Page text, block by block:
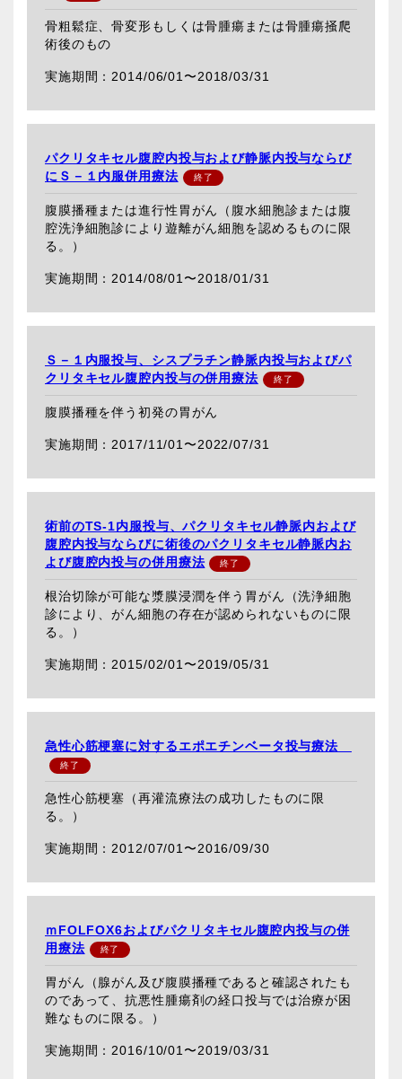
骨粗鬆症、骨変形もしくは骨腫瘍または骨腫瘍掻爬
術後のもの
2014/06/01〜2018/03/31
パクリタキセル腹腔内投与および静脈内投与ならび
にＳ－１内服併用療法
腹膜播種または進行性胃がん（腹水細胞診または腹
腔洗浄細胞診により遊離がん細胞を認めるものに限
る。）
2014/08/01〜2018/01/31
Ｓ－１内服投与、シスプラチン静脈内投与およびパ
クリタキセル腹腔内投与の併用療法
腹膜播種を伴う初発の胃がん
2017/11/01〜2022/07/31
術前のTS-1内服投与、パクリタキセル静脈内および
腹腔内投与ならびに術後のパクリタキセル静脈内お
よび腹腔内投与の併用療法
根治切除が可能な漿膜浸潤を伴う胃がん（洗浄細胞
診により、がん細胞の存在が認められないものに限
る。）
2015/02/01〜2019/05/31
急性心筋梗塞に対するエポエチンベータ投与療法
急性心筋梗塞（再灌流療法の成功したものに限
る。）
2012/07/01〜2016/09/30
ｍFOLFOX6およびパクリタキセル腹腔内投与の併
用療法
胃がん（腺がん及び腹膜播種であると確認されたも
のであって、抗悪性腫瘍剤の経口投与では治療が困
難なものに限る。）
2016/10/01〜2019/03/31